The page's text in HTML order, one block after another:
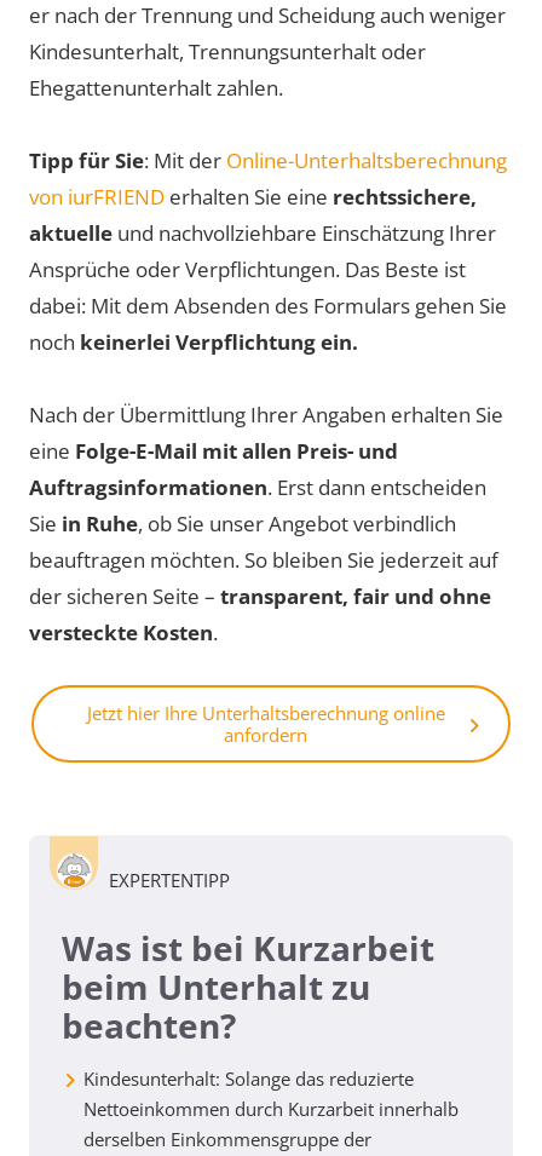
er nach der Trennung und Scheidung auch weniger
Kindesunterhalt, Trennungsunterhalt oder
Ehegattenunterhalt zahlen.
Tipp für Sie: Mit der Online-Unterhaltsberechnung
von iurFRIEND erhalten Sie eine rechtssichere,
aktuelle und nachvollziehbare Einschätzung Ihrer
Ansprüche oder Verpflichtungen. Das Beste ist
dabei: Mit dem Absenden des Formulars gehen Sie
noch keinerlei Verpflichtung ein.
Nach der Übermittlung Ihrer Angaben erhalten Sie
eine Folge-E-Mail mit allen Preis- und
Auftragsinformationen. Erst dann entscheiden
Sie in Ruhe, ob Sie unser Angebot verbindlich
beauftragen möchten. So bleiben Sie jederzeit auf
der sicheren Seite – transparent, fair und ohne
versteckte Kosten.
Jetzt hier Ihre Unterhaltsberechnung online
anfordern
EXPERTENTIPP
Was ist bei Kurzarbeit
beim Unterhalt zu
beachten?
Kindesunterhalt: Solange das reduzierte
Nettoeinkommen durch Kurzarbeit innerhalb
derselben Einkommensgruppe der